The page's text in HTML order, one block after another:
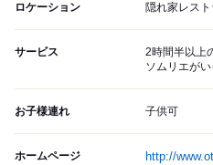
ロケーション 隠れ家レスト
サービス
2時間半以上
ソムリエがい
お子様連れ 子供可
ホームページ http://